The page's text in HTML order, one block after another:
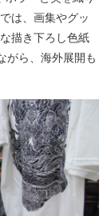
は、画集やグッ
描き下ろし色紙
がら、海外展開も